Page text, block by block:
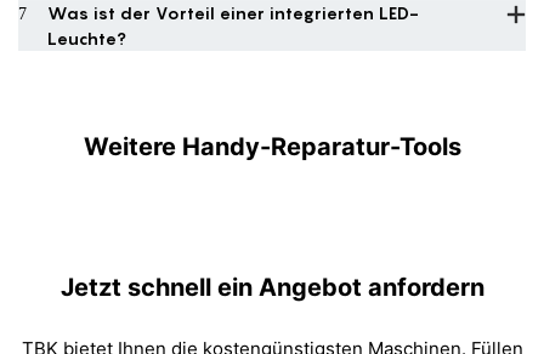
7
Was ist der Vorteil einer integrierten LED-
Leuchte?
Weitere Handy-Reparatur-Tools
Jetzt schnell ein Angebot anfordern
TBK bietet Ihnen die kostengünstigsten Maschinen. Füllen